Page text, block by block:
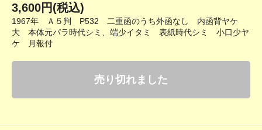
3,600円(税込)
1967年 Ａ５判 P532 二重函のうち外函なし 内函背ヤケ
大 本体元パラ時代シミ、端少イタミ 表紙時代シミ 小口少ヤ
ケ 月報付
売り切れました